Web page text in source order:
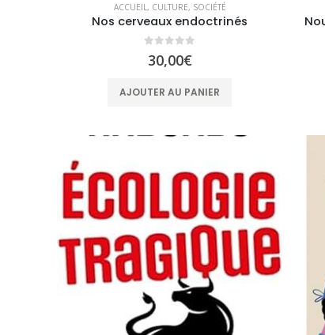
ACCUEIL , CULTURE, SOCIÉTÉ
Nos cerveaux endoctrinés
30,00€
AJOUTER AU PANIER